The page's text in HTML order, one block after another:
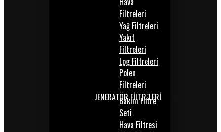
Filtreleri
Yağ Filtreleri
Yakıt
Filtreleri
Lpg Filtreleri
Polen
Filtreleri
JENERATÖR FİLTRELERİ
Bakım Filtre
Seti
Hava Filtresi